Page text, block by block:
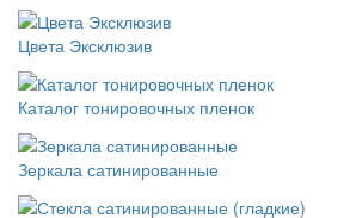
Цвета Эксклюзив
Каталог тонировочных пленок
Зеркала сатинированные